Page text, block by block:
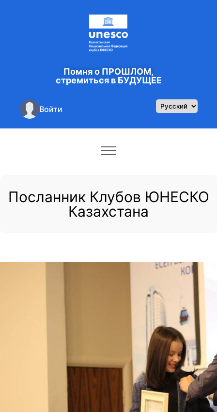
Помня о ПРОШЛОМ,
стремиться в БУДУЩЕЕ
Войти
Посланник Клубов ЮНЕСКО
Казахстана